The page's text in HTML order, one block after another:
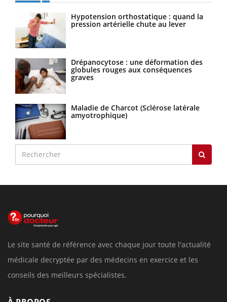
Hypotension orthostatique : quand la
pression artérielle chute au lever
Drépanocytose : une déformation des
globules rouges aux conséquences
graves
Maladie de Charcot (Sclérose latérale
amyotrophique)
Le site santé de référence avec chaque jour toute l'actualité
médicale decryptée par des médecins en exercice et les
conseils des meilleurs spécialistes.